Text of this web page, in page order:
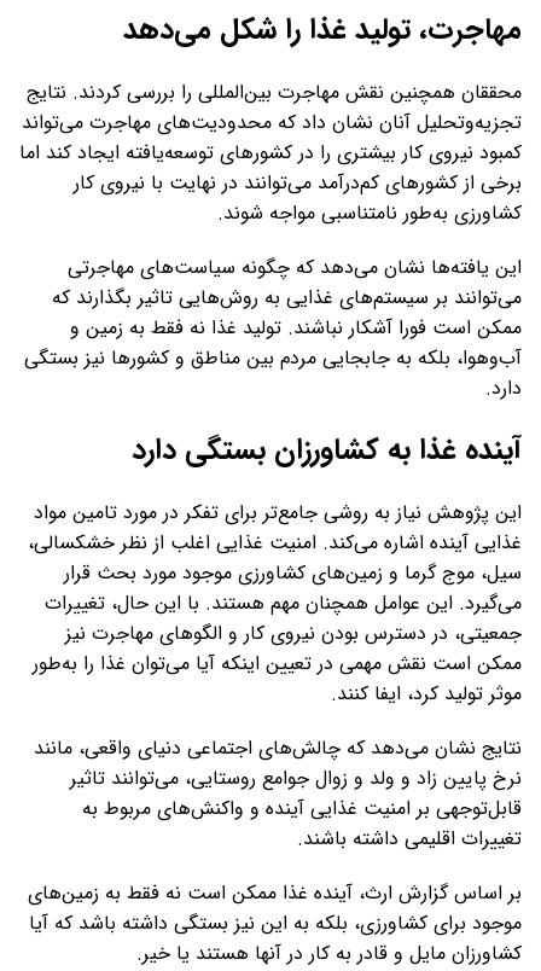
مهاجرت، تولید غذا را شکل می‌دهد
محققان همچنین نقش مهاجرت بین‌المللی را بررسی کردند. نتایج
تجزیه‌وتحلیل آنان نشان داد که محدودیت‌های مهاجرت می‌تواند
کمبود نیروی کار بیشتری را در کشورهای توسعه‌یافته ایجاد کند اما
برخی از کشورهای کم‌درآمد می‌توانند در نهایت با نیروی کار
کشاورزی به‌طور نامتناسبی مواجه شوند.
این یافته‌ها نشان می‌دهد که چگونه سیاست‌های مهاجرتی
می‌توانند بر سیستم‌های غذایی به روش‌هایی تاثیر بگذارند که
ممکن است فورا آشکار نباشند. تولید غذا نه فقط به زمین و
آب‌وهوا، بلکه به جابجایی مردم بین مناطق و کشورها نیز بستگی
دارد.
آینده غذا به کشاورزان بستگی دارد
این پژوهش نیاز به روشی جامع‌تر برای تفکر در مورد تامین مواد
غذایی آینده اشاره می‌کند. امنیت غذایی اغلب از نظر خشکسالی،
سیل، موج گرما و زمین‌های کشاورزی موجود مورد بحث قرار
می‌گیرد. این عوامل همچنان مهم هستند. با این حال، تغییرات
جمعیتی، در دسترس بودن نیروی کار و الگوهای مهاجرت نیز
ممکن است نقش مهمی در تعیین اینکه آیا می‌توان غذا را به‌طور
موثر تولید کرد، ایفا کنند.
نتایج نشان می‌دهد که چالش‌های اجتماعی دنیای واقعی، مانند
نرخ پایین زاد و ولد و زوال جوامع روستایی، می‌توانند تاثیر
قابل‌توجهی بر امنیت غذایی آینده و واکنش‌های مربوط به
تغییرات اقلیمی داشته باشند.
بر اساس گزارش ارث، آینده غذا ممکن است نه فقط به زمین‌های
موجود برای کشاورزی، بلکه به این نیز بستگی داشته باشد که آیا
کشاورزان مایل و قادر به کار در آنها هستند یا خیر.